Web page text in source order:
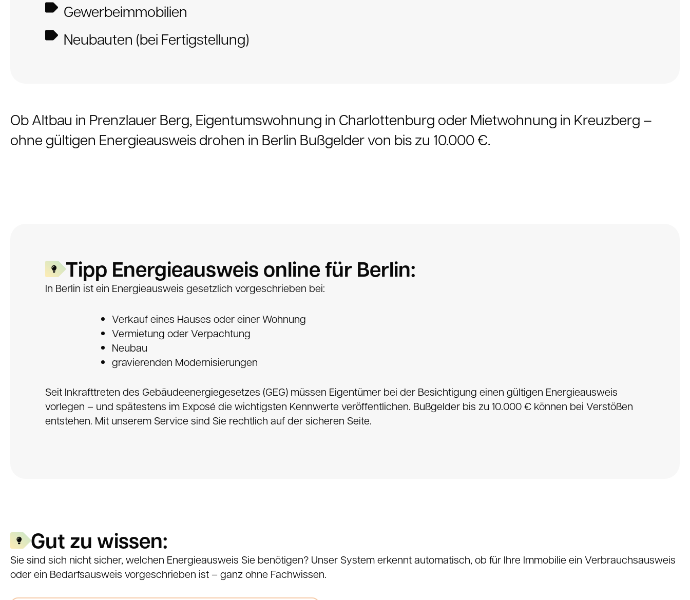
Gewerbeimmobilien
Neubauten (bei Fertigstellung)
Ob Altbau in Prenzlauer Berg, Eigentumswohnung in Charlottenburg oder Mietwohnung in Kreuzberg –
ohne gültigen Energieausweis drohen in Berlin Bußgelder von bis zu 10.000 €.
Tipp Energieausweis online für Berlin:
In Berlin ist ein Energieausweis gesetzlich vorgeschrieben bei:
Verkauf eines Hauses oder einer Wohnung
Vermietung oder Verpachtung
Neubau
gravierenden Modernisierungen
Seit Inkrafttreten des Gebäudeenergiegesetzes (GEG) müssen Eigentümer bei der Besichtigung einen gültigen Energieausweis
vorlegen – und spätestens im Exposé die wichtigsten Kennwerte veröffentlichen. Bußgelder bis zu 10.000 € können bei Verstößen
entstehen. Mit unserem Service sind Sie rechtlich auf der sicheren Seite.
Gut zu wissen:
Sie sind sich nicht sicher, welchen Energieausweis Sie benötigen? Unser System erkennt automatisch, ob für Ihre Immobilie ein Verbrauchsausweis
oder ein Bedarfsausweis vorgeschrieben ist – ganz ohne Fachwissen.